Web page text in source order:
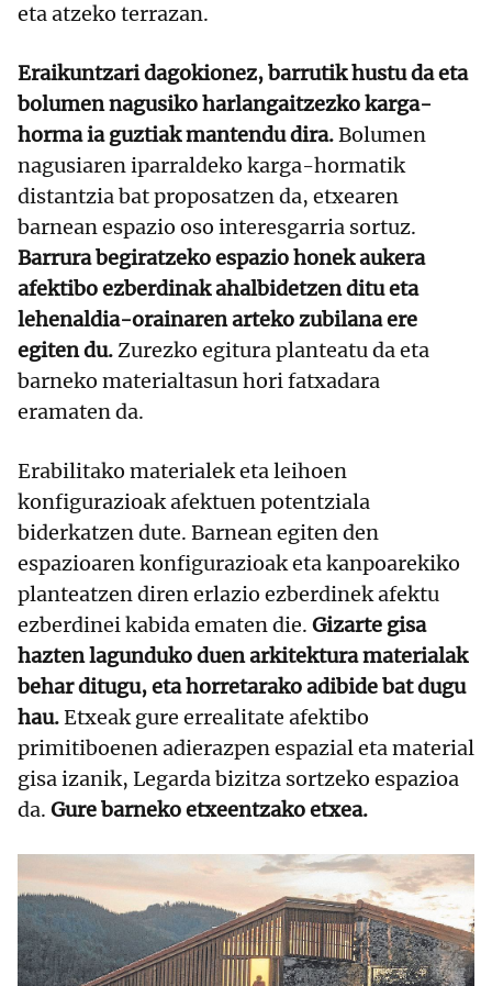
eta atzeko terrazan.
Eraikuntzari dagokionez, barrutik hustu da eta
bolumen nagusiko harlangaitzezko karga-
horma ia guztiak mantendu dira.Bolumen
nagusiaren iparraldeko karga-hormatik
distantzia bat proposatzen da, etxearen
barnean espazio oso interesgarria sortuz.
Barrura begiratzeko espazio honek aukera
afektibo ezberdinak ahalbidetzen ditu eta
lehenaldia-orainaren arteko zubilana ere
egiten du.Zurezko egitura planteatu da eta
barneko materialtasun hori fatxadara
eramaten da.
Erabilitako materialek eta leihoen
konfigurazioak afektuen potentziala
biderkatzen dute. Barnean egiten den
espazioaren konfigurazioak eta kanpoarekiko
planteatzen diren erlazio ezberdinek afektu
ezberdinei kabida ematen die. Gizarte gisa
hazten lagunduko duen arkitektura materialak
behar ditugu, eta horretarako adibide bat dugu
hau.Etxeak gure errealitate afektibo
primitiboenen adierazpen espazial eta material
gisa izanik, Legarda bizitza sortzeko espazioa
da. Gure barneko etxeentzako etxea.